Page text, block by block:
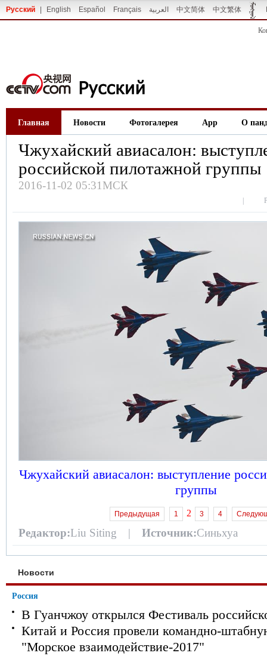
Русский English Español Français العربية 中文简体 中文繁体
Главная Новости Фотогалерея App О
Чжухайский авиасалон:
российской пилотажной группы
2016-11-02 05:31МСК
Чжухайский авиасалон: выступление
группы
Предыдущая 1 2 3 4
Редактор:Liu Siting | Источник:Синьхуа
Новости
Россия
В Гуанчжоу открылся Фестиваль
Китай и Россия провели командно-
"Морское взаимодействие-2017"